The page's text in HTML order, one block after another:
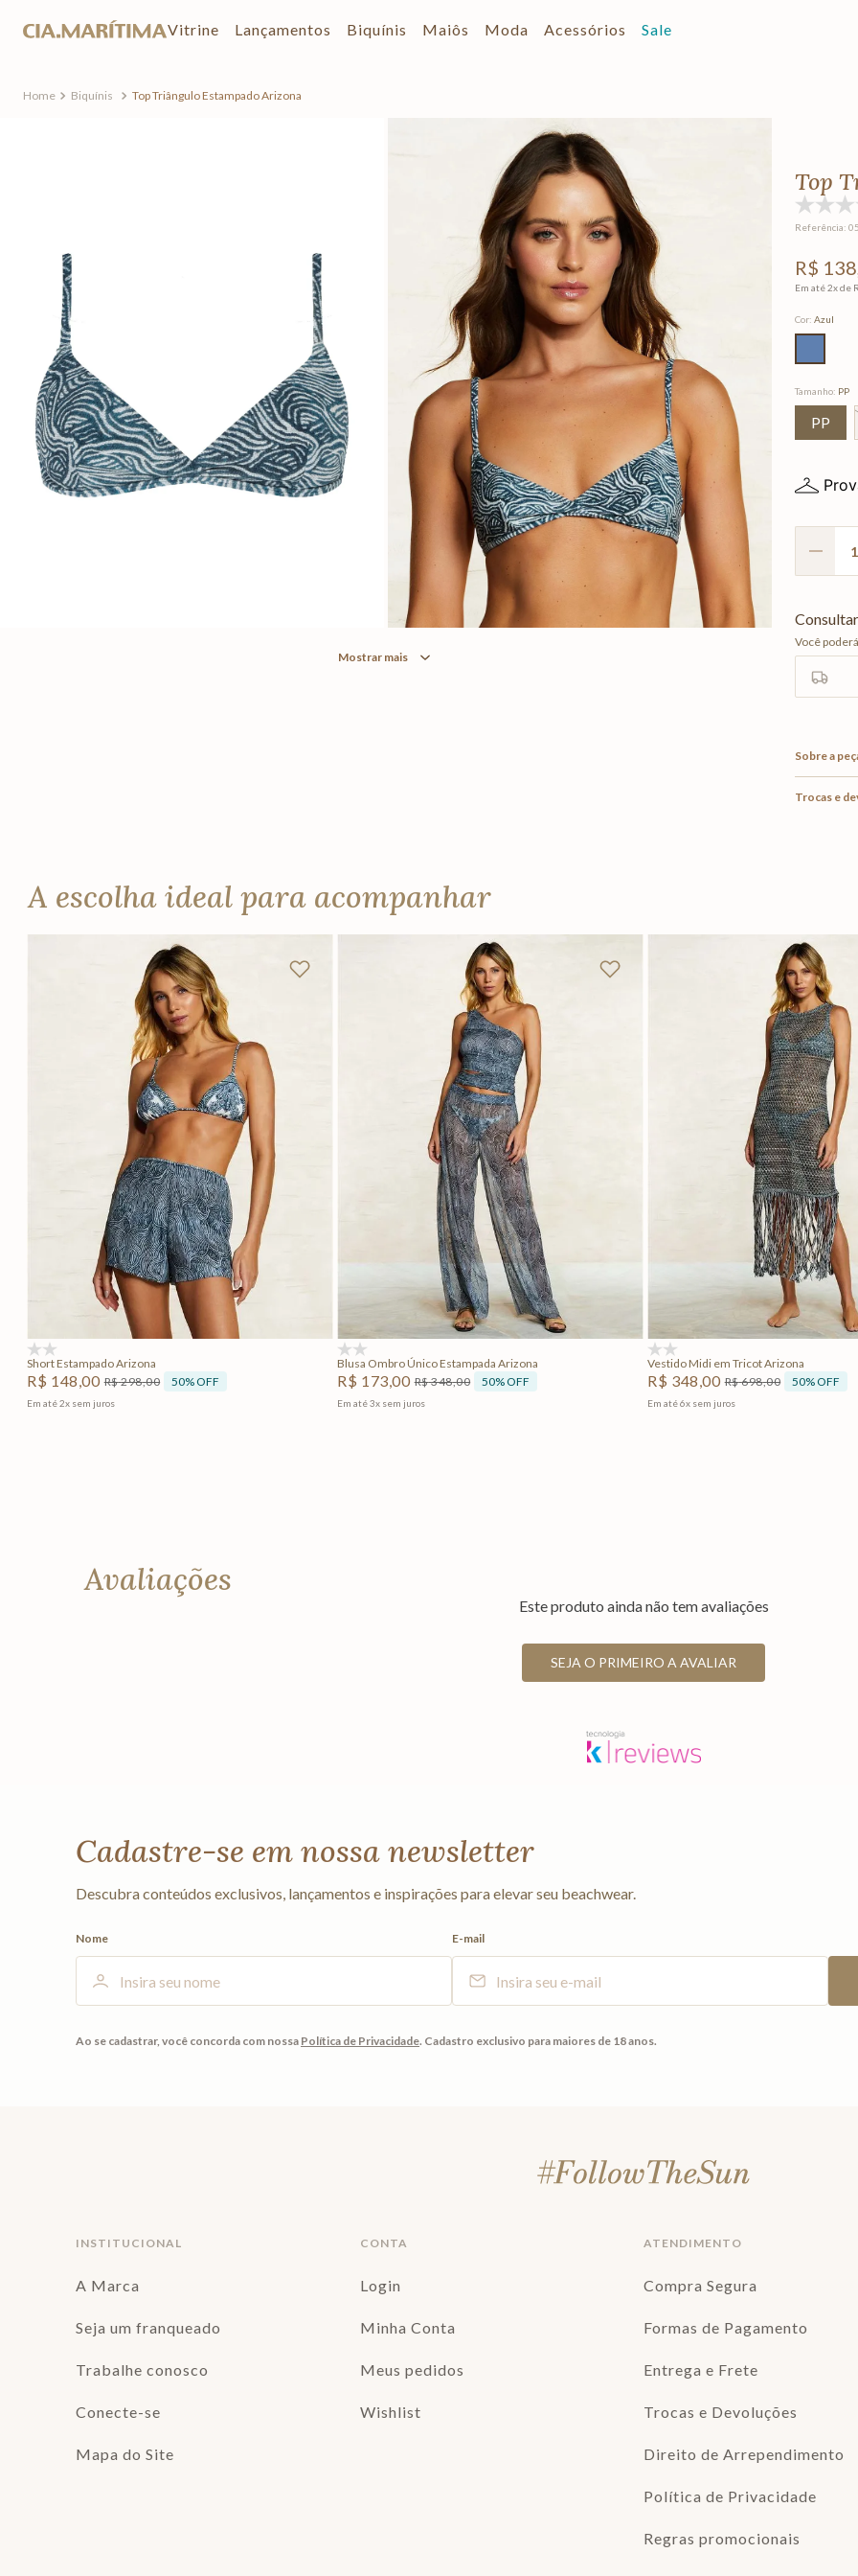
Vitrine Lançamentos Biquínis Maiôs Moda Acessórios Sale
Biquínis Top Triângulo Estampado Arizona
Mostrar mais
Top
Referência:
R$ 138
Em até2x de
Cor: Azul
Tamanho: PP
PP
Sobre a
Trocas e
A escolha ideal para acompanhar
P M G
Adicionar na sacola
Short Estampado Arizona
R$ 148,00 R$298,00 50% OFF
Em até2x sem juros
M G
Adicionar na sacola
Blusa Ombro Único Estampada Arizona
R$ 173,00 R$348,00 50% OFF
Em até3x sem juros
P M G
Adicionar na sacola
Vestido Midi em Tricot Arizona
R$ 348,00 R$698,00 50% OFF
Em até6x sem juros
Avaliações
Este produto ainda não tem avaliações
SEJA O PRIMEIRO A AVALIAR
Cadastre-se em nossa newsletter
Descubra conteúdos exclusivos, lançamentos e inspirações para elevar seu beachwear.
Nome E-mail
Ao se cadastrar, você concorda com nossa Política de Privacidade. Cadastro exclusivo para maiores de 18 anos.
INSTITUCIONAL
A Marca
Seja um franqueado
Trabalhe conosco
Conecte-se
Mapa do Site
CONTA
Login
Minha Conta
Meus pedidos
Wishlist
ATENDIMENTO
Compra Segura
Formas de Pagamento
Entrega e Frete
Trocas e Devoluções
Direito de Arrependimento
Política de Privacidade
Regras promocionais